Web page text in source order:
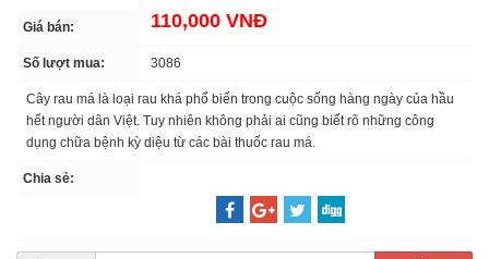
Giá bán: 110,000 VNĐ
Số lượt mua: 3086
Cây rau má là loại rau khá phổ biến trong cuộc sống hàng ngày của hầu
hết người dân Việt. Tuy nhiên không phải ai cũng biết rõ những công
dụng chữa bệnh kỳ diệu từ các bài thuốc rau má.
Chia sẻ: